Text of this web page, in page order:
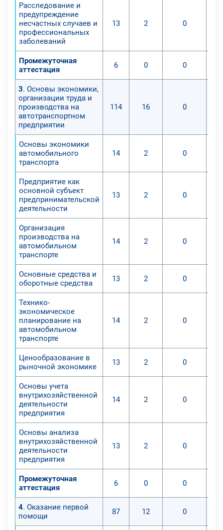
Расследование и
предупреждение
несчастных случаев и
профессиональных
заболеваний
13 2 0
Промежуточная
аттестация
6 0 0
3. Основы экономики,
организации труда и
производства на
автотранспортном
предприятии
114 16 0
Основы экономики
автомобильного
транспорта
14 2 0
Предприятие как
основной субъект
предпринимательской
деятельности
13 2 0
Организация
производства на
автомобильном
транспорте
14 2 0
Основные средства и
оборотные средства
13 2 0
Технико-
экономическое
планирование на
автомобильном
транспорте
14 2 0
Ценообразование в
рыночной экономике
13 2 0
Основы учета
внутрихозяйственной
деятельности
предприятия
14 2 0
Основы анализа
внутрихозяйственной
деятельности
предприятия
13 2 0
Промежуточная
аттестация
6 0 0
4. Оказание первой
помощи
87 12 0